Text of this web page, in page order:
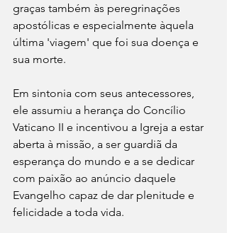
graças também às peregrinações
apostólicas e especialmente àquela
última 'viagem' que foi sua doença e
sua morte.
Em sintonia com seus antecessores,
ele assumiu a herança do Concílio
Vaticano II e incentivou a Igreja a estar
aberta à missão, a ser guardiã da
esperança do mundo e a se dedicar
com paixão ao anúncio daquele
Evangelho capaz de dar plenitude e
felicidade a toda vida.